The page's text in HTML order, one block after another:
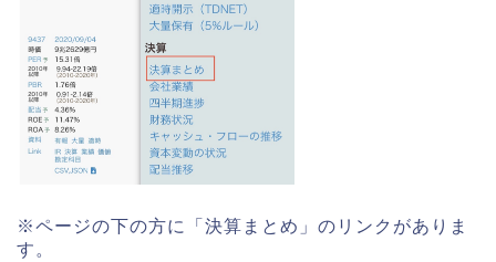
※ページの下の方に「決算まとめ」のリンクがありま
す。